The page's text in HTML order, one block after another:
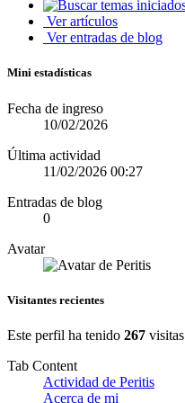
Ver artículos
Ver entradas de blog
Mini estadísticas
Fecha de ingreso
10/02/2026
Última actividad
11/02/2026 00:27
Entradas de blog
0
Avatar
Visitantes recientes
Este perfil ha tenido 267 visitas
Tab Content
Actividad de Peritis
Acerca de mi